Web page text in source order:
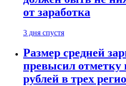
от заработка
3 дня спустя
Размер средней
превысил отметку
рублей в трех